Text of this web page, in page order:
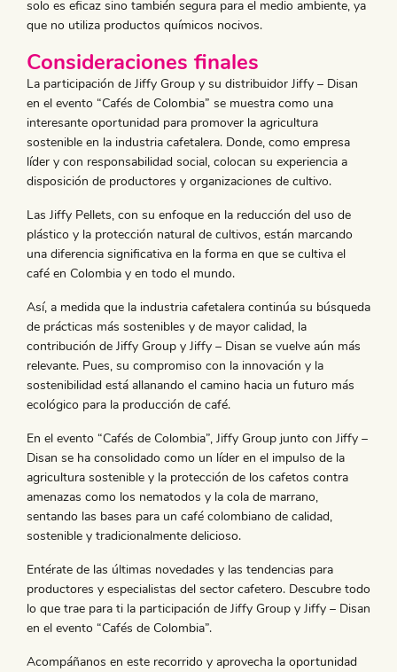
solo es eficaz sino también segura para el medio ambiente, ya
que no utiliza productos químicos nocivos.
Consideraciones finales
La participación de Jiffy Group y su distribuidor Jiffy – Disan
en el evento “Cafés de Colombia” se muestra como una
interesante oportunidad para promover la agricultura
sostenible en la industria cafetalera. Donde, como empresa
líder y con responsabilidad social, colocan su experiencia a
disposición de productores y organizaciones de cultivo.
Las Jiffy Pellets, con su enfoque en la reducción del uso de
plástico y la protección natural de cultivos, están marcando
una diferencia significativa en la forma en que se cultiva el
café en Colombia y en todo el mundo.
Así, a medida que la industria cafetalera continúa su búsqueda
de prácticas más sostenibles y de mayor calidad, la
contribución de Jiffy Group y Jiffy – Disan se vuelve aún más
relevante. Pues, su compromiso con la innovación y la
sostenibilidad está allanando el camino hacia un futuro más
ecológico para la producción de café.
En el evento “Cafés de Colombia”, Jiffy Group junto con Jiffy –
Disan se ha consolidado como un líder en el impulso de la
agricultura sostenible y la protección de los cafetos contra
amenazas como los nematodos y la cola de marrano,
sentando las bases para un café colombiano de calidad,
sostenible y tradicionalmente delicioso.
Entérate de las últimas novedades y las tendencias para
productores y especialistas del sector cafetero. Descubre todo
lo que trae para ti la participación de Jiffy Group y Jiffy – Disan
en el evento “Cafés de Colombia”.
Acompáñanos en este recorrido y aprovecha la oportunidad